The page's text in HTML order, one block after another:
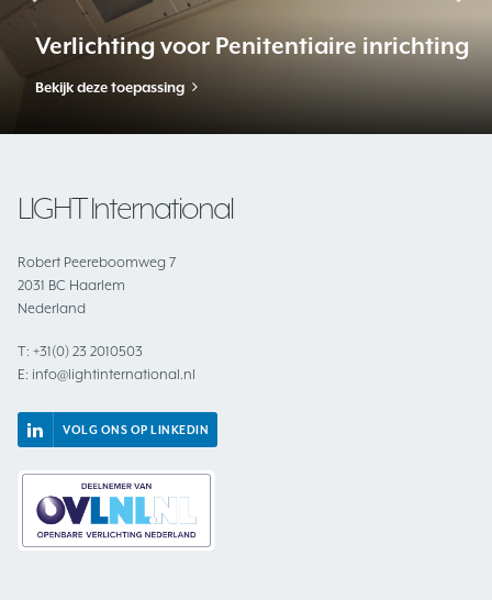
Verlichting voor Penitentiaire inrichting
Bekijk deze toepassing
LIGHT International
Robert Peereboomweg 7
2031 BC Haarlem
Nederland
T: +31(0) 23 2010503
E: info@lightinternational.nl
VOLG ONS OP LINKEDIN